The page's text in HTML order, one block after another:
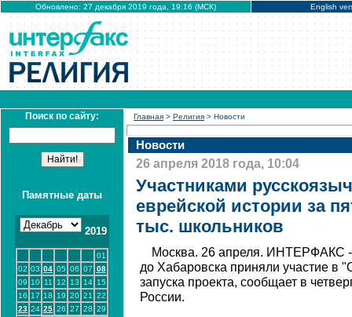
Обновлено: 27 декабря 2019 года, 19:16 (МСК) English
Поиск по сайту:
Памятные даты
2019
01
02 03 04 05 06 07 08
09 10 11 12 13 14 15
16 17 18 19 20 21
22
23 24 25 26 27 28 29
Главная > Религия > Новости
Новости
26 апреля 2018 года, 10:04
Участниками
еврейской истории за
тыс. школьников
Москва. 26 апреля. ИНТЕРФАКС -
до Хабаровска приняли участие в
запуска проекта, сообщает в
России.